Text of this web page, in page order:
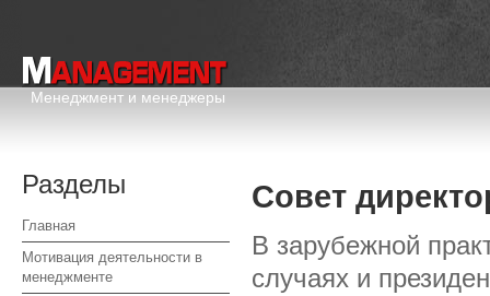
Менеджмент и менеджеры
Разделы
Главная
Мотивация деятельности в
менеджменте
Совет
В зарубежной
случаях и